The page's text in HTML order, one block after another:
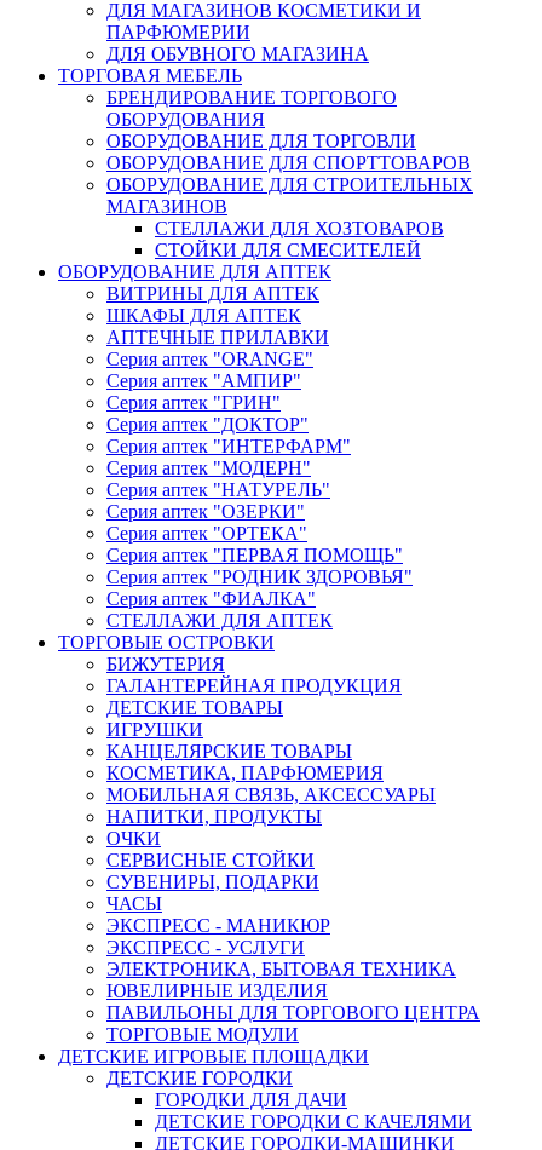
ДЛЯ МАГАЗИНОВ КОСМЕТИКИ И
ПАРФЮМЕРИИ
ДЛЯ ОБУВНОГО МАГАЗИНА
ТОРГОВАЯ МЕБЕЛЬ
БРЕНДИРОВАНИЕ ТОРГОВОГО
ОБОРУДОВАНИЯ
ОБОРУДОВАНИЕ ДЛЯ ТОРГОВЛИ
ОБОРУДОВАНИЕ ДЛЯ СПОРТТОВАРОВ
ОБОРУДОВАНИЕ ДЛЯ СТРОИТЕЛЬНЫХ
МАГАЗИНОВ
СТЕЛЛАЖИ ДЛЯ ХОЗТОВАРОВ
СТОЙКИ ДЛЯ СМЕСИТЕЛЕЙ
ОБОРУДОВАНИЕ ДЛЯ АПТЕК
ВИТРИНЫ ДЛЯ АПТЕК
ШКАФЫ ДЛЯ АПТЕК
АПТЕЧНЫЕ ПРИЛАВКИ
Серия аптек "ORANGE"
Серия аптек "АМПИР"
Серия аптек "ГРИН"
Серия аптек "ДОКТОР"
Серия аптек "ИНТЕРФАРМ"
Серия аптек "МОДЕРН"
Серия аптек "НАТУРЕЛЬ"
Серия аптек "ОЗЕРКИ"
Серия аптек "ОРТЕКА"
Серия аптек "ПЕРВАЯ ПОМОЩЬ"
Серия аптек "РОДНИК ЗДОРОВЬЯ"
Серия аптек "ФИАЛКА"
СТЕЛЛАЖИ ДЛЯ АПТЕК
ТОРГОВЫЕ ОСТРОВКИ
БИЖУТЕРИЯ
ГАЛАНТЕРЕЙНАЯ ПРОДУКЦИЯ
ДЕТСКИЕ ТОВАРЫ
ИГРУШКИ
КАНЦЕЛЯРСКИЕ ТОВАРЫ
КОСМЕТИКА, ПАРФЮМЕРИЯ
МОБИЛЬНАЯ СВЯЗЬ, АКСЕССУАРЫ
НАПИТКИ, ПРОДУКТЫ
ОЧКИ
СЕРВИСНЫЕ СТОЙКИ
СУВЕНИРЫ, ПОДАРКИ
ЧАСЫ
ЭКСПРЕСС - МАНИКЮР
ЭКСПРЕСС - УСЛУГИ
ЭЛЕКТРОНИКА, БЫТОВАЯ ТЕХНИКА
ЮВЕЛИРНЫЕ ИЗДЕЛИЯ
ПАВИЛЬОНЫ ДЛЯ ТОРГОВОГО ЦЕНТРА
ТОРГОВЫЕ МОДУЛИ
ДЕТСКИЕ ИГРОВЫЕ ПЛОЩАДКИ
ДЕТСКИЕ ГОРОДКИ
ГОРОДКИ ДЛЯ ДАЧИ
ДЕТСКИЕ ГОРОДКИ С КАЧЕЛЯМИ
ДЕТСКИЕ ГОРОДКИ-МАШИНКИ